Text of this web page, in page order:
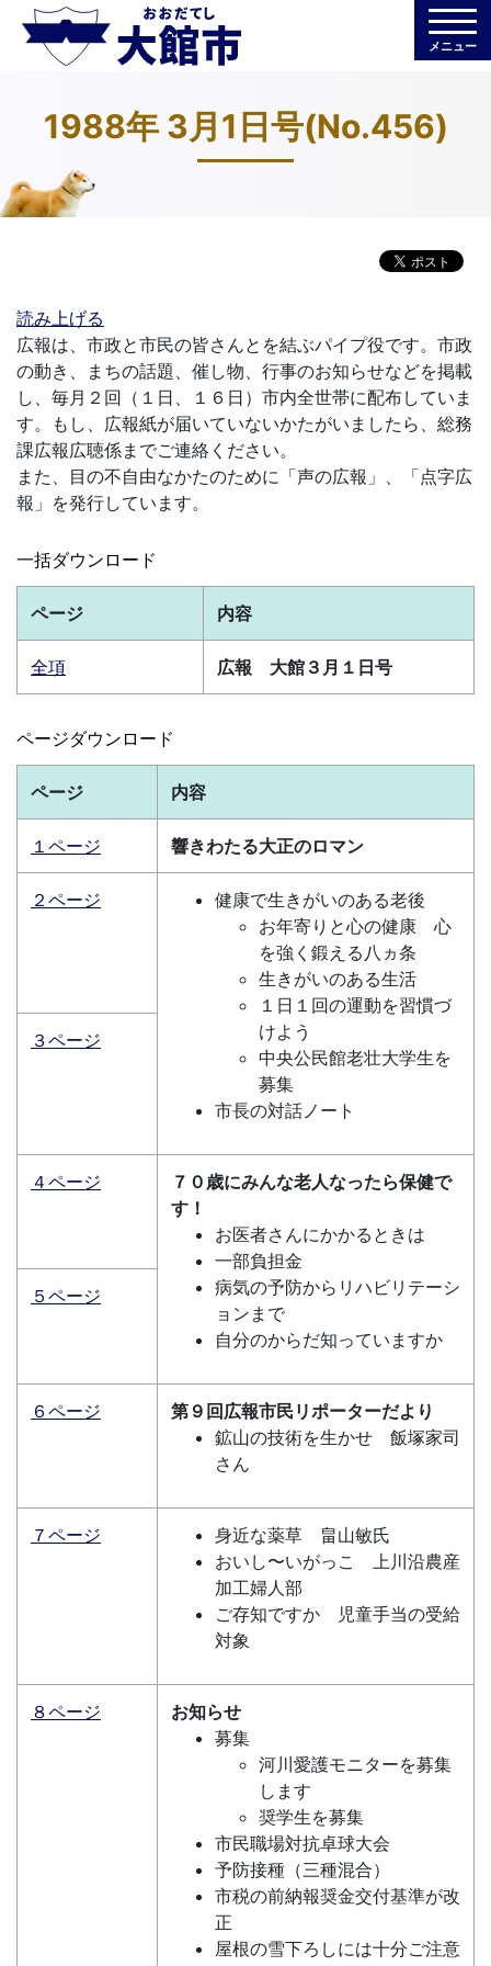
メニュー
1988年 3月1日号(No.456)
読み上げる
広報は、市政と市民の皆さんとを結ぶパイプ役です。市政
の動き、まちの話題、催し物、行事のお知らせなどを掲載
し、毎月２回（１日、１６日）市内全世帯に配布していま
す。もし、広報紙が届いていないかたがいましたら、総務
課広報広聴係までご連絡ください。
また、目の不自由なかたのために「声の広報」、「点字広
報」を発行しています。
一括ダウンロード
ページ 内容
全項 広報 大館３月１日号
ページダウンロード
ページ 内容
１ページ 響きわたる大正のロマン
２ページ
健康で生きがいのある老後
お年寄りと心の健康 心
を強く鍛える八ヵ条
生きがいのある生活
１日１回の運動を習慣づ
けよう
中央公民館老壮大学生を
募集
市長の対話ノート
３ページ
４ページ
７０歳にみんな老人なったら保健で
す！
お医者さんにかかるときは
一部負担金
病気の予防からリハビリテーシ
ョンまで
自分のからだ知っていますか
５ページ
６ページ
第９回広報市民リポーターだより
鉱山の技術を生かせ 飯塚家司
さん
７ページ
身近な薬草 畠山敏氏
おいし〜いがっこ 上川沿農産
加工婦人部
ご存知ですか 児童手当の受給
対象
８ページ
お知らせ
募集
河川愛護モニターを募集
します
奨学生を募集
市民職場対抗卓球大会
予防接種（三種混合）
市税の前納報奨金交付基準が改
正
屋根の雪下ろしには十分ご注意